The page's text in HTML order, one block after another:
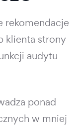
rekomendacje
klienta strony
audytu
ponad
w mniej